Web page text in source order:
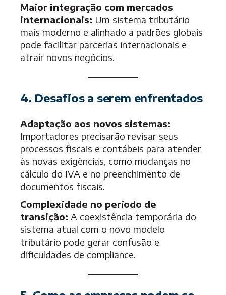
Maior integração com mercados
internacionais: Um sistema tributário
mais moderno e alinhado a padrões globais
pode facilitar parcerias internacionais e
atrair novos negócios.
4. Desafios a serem enfrentados
Adaptação aos novos sistemas:
Importadores precisarão revisar seus
processos fiscais e contábeis para atender
às novas exigências, como mudanças no
cálculo do IVA e no preenchimento de
documentos fiscais.
Complexidade no período de
transição: A coexistência temporária do
sistema atual com o novo modelo
tributário pode gerar confusão e
dificuldades de compliance.